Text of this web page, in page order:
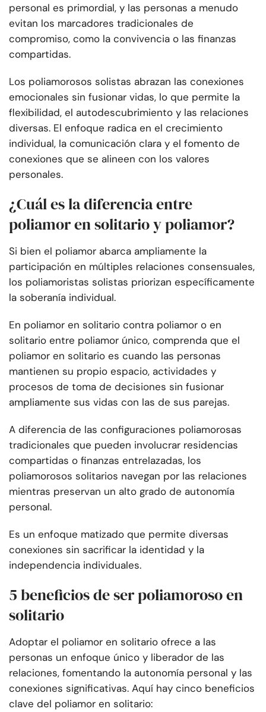
personal es primordial, y las personas a menudo
evitan los marcadores tradicionales de
compromiso, como la convivencia o las finanzas
compartidas.
Los poliamorosos solistas abrazan las conexiones
emocionales sin fusionar vidas, lo que permite la
flexibilidad, el autodescubrimiento y las relaciones
diversas. El enfoque radica en el crecimiento
individual, la comunicación clara y el fomento de
conexiones que se alineen con los valores
personales.
¿Cuál es la diferencia entre
poliamor en solitario y poliamor?
Si bien el poliamor abarca ampliamente la
participación en múltiples relaciones consensuales,
los poliamoristas solistas priorizan específicamente
la soberanía individual.
En poliamor en solitario contra poliamor o en
solitario entre poliamor único, comprenda que el
poliamor en solitario es cuando las personas
mantienen su propio espacio, actividades y
procesos de toma de decisiones sin fusionar
ampliamente sus vidas con las de sus parejas.
A diferencia de las configuraciones poliamorosas
tradicionales que pueden involucrar residencias
compartidas o finanzas entrelazadas, los
poliamorosos solitarios navegan por las relaciones
mientras preservan un alto grado de autonomía
personal.
Es un enfoque matizado que permite diversas
conexiones sin sacrificar la identidad y la
independencia individuales.
5 beneficios de ser poliamoroso en
solitario
Adoptar el poliamor en solitario ofrece a las
personas un enfoque único y liberador de las
relaciones, fomentando la autonomía personal y las
conexiones significativas. Aquí hay cinco beneficios
clave del poliamor en solitario: